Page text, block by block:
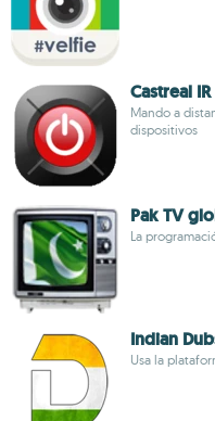
Castreal
Mando a
dispositivos
Pak TV
La
Indian
Usa la